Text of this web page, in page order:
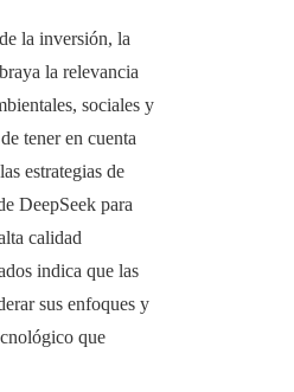
la inversión, la
la relevancia
sociales y
tener en cuenta
estrategias de
DeepSeek para
calidad
indica que las
sus enfoques y
que